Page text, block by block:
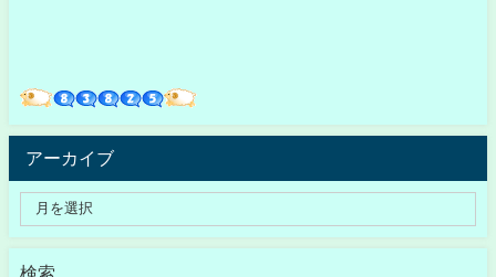
アーカイブ
検索